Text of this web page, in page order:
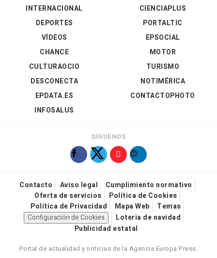
INTERNACIONAL
DEPORTES
VÍDEOS
CIENCIAPLUS
PORTALTIC
EPSOCIAL
CHANCE
CULTURAOCIO
DESCONECTA
EPDATA.ES
INFOSALUS
MOTOR
TURISMO
NOTIMÉRICA
CONTACTOPHOTO
SÍGUENOS
Contacto Aviso legal
Cumplimiento normativo
Oferta de servicios
Política de Cookies
Política de Privacidad
Mapa Web
Temas
Configuración de Cookies
Loteria de navidad
Publicidad estatal
Portal de actualidad y noticias de la Agencia Europa Press.